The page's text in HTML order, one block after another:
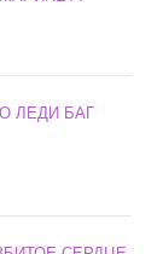
ЛЕДИ БАГ